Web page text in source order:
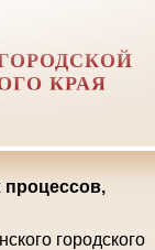
КРАЯ
процессов,
городского